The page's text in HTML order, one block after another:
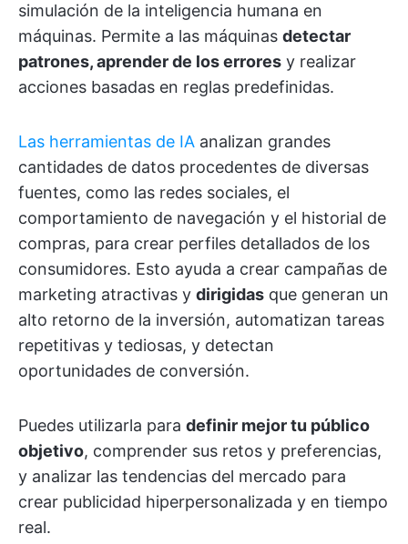
simulación de la inteligencia humana en
máquinas. Permite a las máquinas detectar
patrones, aprender de los errores y realizar
acciones basadas en reglas predefinidas.
Las herramientas de IA analizan grandes
cantidades de datos procedentes de diversas
fuentes, como las redes sociales, el
comportamiento de navegación y el historial de
compras, para crear perfiles detallados de los
consumidores. Esto ayuda a crear campañas de
marketing atractivas y dirigidas que generan un
alto retorno de la inversión, automatizan tareas
repetitivas y tediosas, y detectan
oportunidades de conversión.
Puedes utilizarla para definir mejor tu público
objetivo, comprender sus retos y preferencias,
y analizar las tendencias del mercado para
crear publicidad hiperpersonalizada y en tiempo
real.